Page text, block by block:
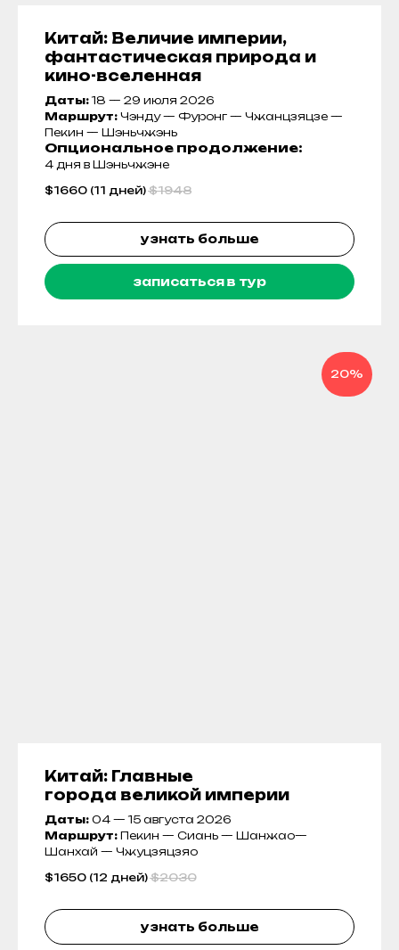
Китай: Величие империи,
фантастическая природа и
кино-вселенная
Даты: 18 — 29 июля 2026
Маршрут: Чэнду — Фуронг — Чжанцзяцзе —
Пекин — Шэньчжэнь
Опциональное продолжение:
4 дня в Шэньчжэне
$1660 (11 дней) $1948
узнать больше
записаться в тур
20%
Китай: Главные
города великой империи
Даты: 04 — 15 августа 2026
Маршрут: Пекин — Сиань — Шанжао—
Шанхай — Чжуцзяцзяо
$1650 (12 дней) $2030
узнать больше